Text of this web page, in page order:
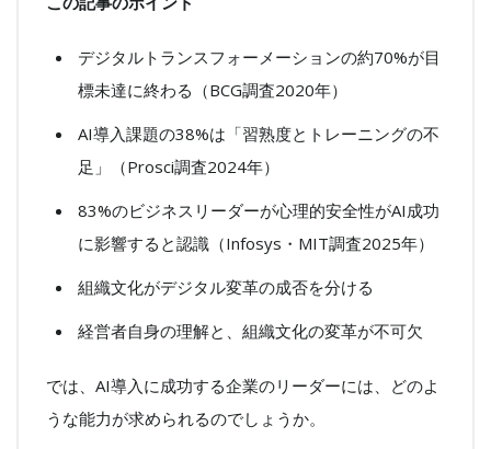
デジタルトランスフォーメーションの約70%が目
標未達に終わる（BCG調査2020年）
AI導入課題の38%は「習熟度とトレーニングの不
足」（Prosci調査2024年）
83%のビジネスリーダーが心理的安全性がAI成功
に影響すると認識（Infosys・MIT調査2025年）
組織文化がデジタル変革の成否を分ける
経営者自身の理解と、組織文化の変革が不可欠
では、AI導入に成功する企業のリーダーには、どのよ
うな能力が求められるのでしょうか。